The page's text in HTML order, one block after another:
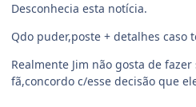
Desconhecia esta notícia.
Qdo puder,poste + detalhes caso
Realmente Jim não gosta de
fã,concordo c/esse decisão que